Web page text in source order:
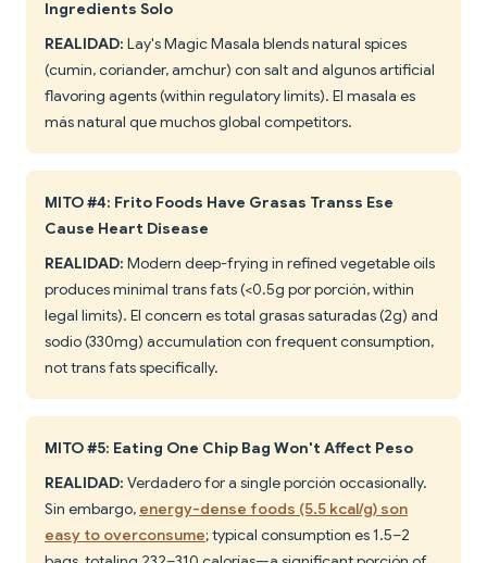
Ingredients Solo
REALIDAD: Lay's Magic Masala blends natural spices
(cumin, coriander, amchur) con salt and algunos artificial
flavoring agents (within regulatory limits). El masala es
más natural que muchos global competitors.
MITO #4: Frito Foods Have Grasas Transs Ese
Cause Heart Disease
REALIDAD: Modern deep-frying in refined vegetable oils
produces minimal trans fats (<0.5g por porción, within
legal limits). El concern es total grasas saturadas (2g) and
sodio (330mg) accumulation con frequent consumption,
not trans fats specifically.
MITO #5: Eating One Chip Bag Won't Affect Peso
REALIDAD: Verdadero for a single porción occasionally.
Sin embargo, energy-dense foods (5.5 kcal/g) son
easy to overconsume; typical consumption es 1.5–2